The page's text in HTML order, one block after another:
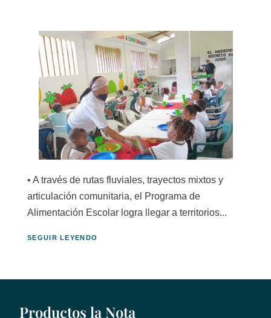
• A través de rutas fluviales, trayectos mixtos y
articulación comunitaria, el Programa de
Alimentación Escolar logra llegar a territorios...
SEGUIR LEYENDO
Productos la Nota